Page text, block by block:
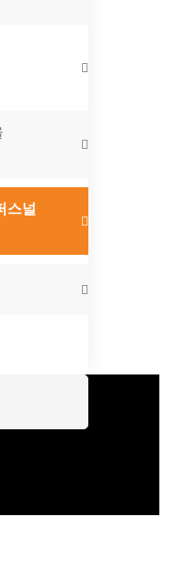
스널